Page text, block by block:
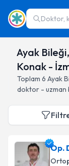
Doktor,
Ayak
Konak -
Toplam 6 Ayak
doktor - uzman
Op.